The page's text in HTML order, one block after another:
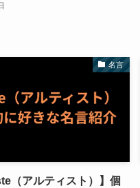
名言
（アルティスト）】個